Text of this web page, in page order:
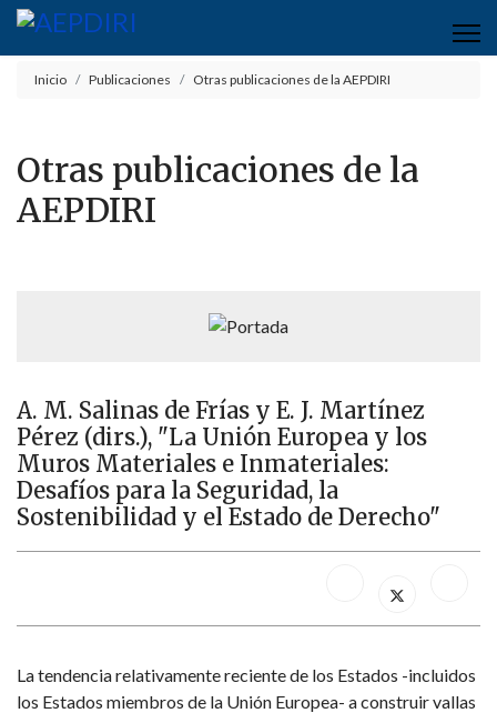
Inicio Publicaciones Otras publicaciones de la AEPDIRI
Otras publicaciones de la
AEPDIRI
A. M. Salinas de Frías y E. J. Martínez
Pérez (dirs.), "La Unión Europea y los
Muros Materiales e Inmateriales:
Desafíos para la Seguridad, la
Sostenibilidad y el Estado de Derecho"
La tendencia relativamente reciente de los Estados -incluidos
los Estados miembros de la Unión Europea- a construir vallas